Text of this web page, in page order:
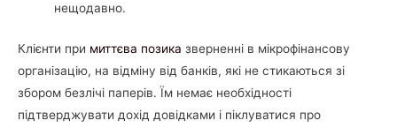
нещодавно.
Клієнти при миттєва позика зверненні в мікрофінансову
організацію, на відміну від банків, які не стикаються зі
збором безлічі паперів. Їм немає необхідності
підтверджувати дохід довідками і піклуватися про